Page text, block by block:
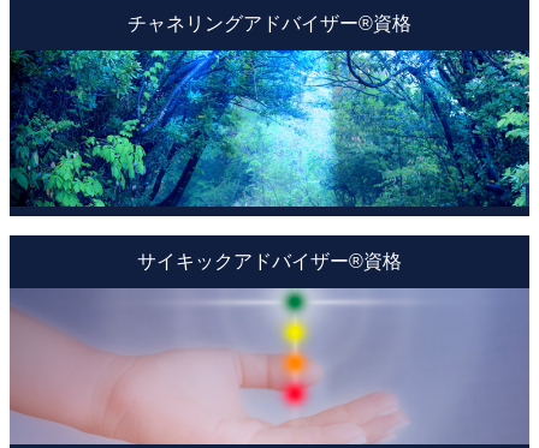
チャネリングアドバイザー®資格
サイキックアドバイザー®資格